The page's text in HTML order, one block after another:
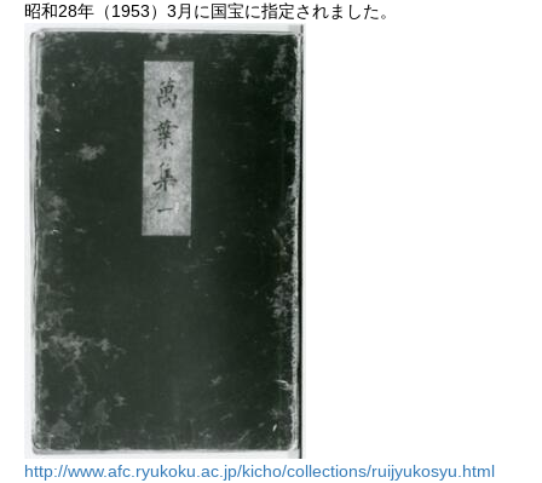
昭和28年（1953）3月に国宝に指定されました。
http://www.afc.ryukoku.ac.jp/kicho/collections/ruijyukosyu.html